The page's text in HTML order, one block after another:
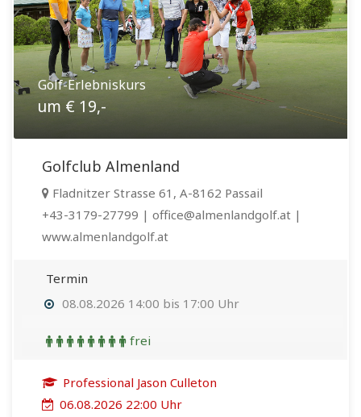
Golf-Erlebniskurs
um € 19,-
Golfclub Almenland
Fladnitzer Strasse 61, A-8162 Passail
+43-3179-27799 | office@almenlandgolf.at |
www.almenlandgolf.at
Termin
08.08.2026 14:00 bis 17:00 Uhr
frei
Professional Jason Culleton
06.08.2026 22:00 Uhr